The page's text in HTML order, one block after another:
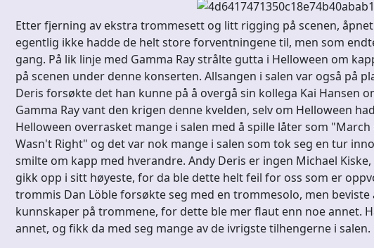
Etter fjerning av ekstra trommesett og litt rigging på scenen, åpnet
egentlig ikke hadde de helt store forventningene til, men som
gang. På lik linje med Gamma Ray strålte gutta i Helloween om
på scenen under denne konserten. Allsangen i salen var også på
Deris forsøkte det han kunne på å overgå sin kollega Kai Hansen
Gamma Ray vant den krigen denne kvelden, selv om Helloween
Helloween overrasket mange i salen med å spille låter som "March
Wasn't Right" og det var nok mange i salen som tok seg en tur
smilte om kapp med hverandre. Andy Deris er ingen Michael
gikk opp i sitt høyeste, for da ble dette helt feil for oss som er
trommis Dan Löble forsøkte seg med en trommesolo, men
kunnskaper på trommene, for dette ble mer flaut enn noe annet.
annet, og fikk da med seg mange av de ivrigste tilhengerne i salen.